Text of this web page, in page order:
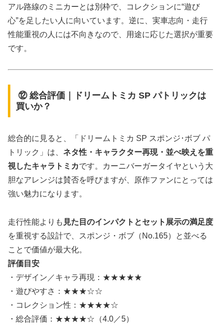
アル路線のミニカーとは別枠で、コレクションに“遊び
心”を足したい人に向いています。逆に、実車志向・走行
性能重視の人には不向きなので、用途に応じた選択が重要
です。
⑫ 総合評価｜ドリームトミカ SP パトリックは
買いか？
総合的に見ると、「ドリームトミカ SP スポンジ･ボブ パ
トリック」は、 ネタ性・キャラクター再現・並べ映えを重
視したキャラトミカです。カーニバーガータイヤという大
胆なアレンジは賛否を呼びますが、原作ファンにとっては
強い魅力になります。
走行性能よりも 見た目のインパクトとセット展示の満足度
を重視する設計で、スポンジ・ボブ（No.165）と並べる
ことで価値が最大化。
評価目安
・デザイン／キャラ再現：★★★★★
・遊びやすさ：★★★☆☆
・コレクション性：★★★★☆
・総合評価：★★★★☆（4.0／5）